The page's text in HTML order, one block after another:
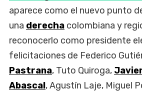
aparece como el nuevo punto
una derecha colombiana y
reconocerlo como presidente
felicitaciones de Federico
Pastrana, Tuto Quiroga,
Abascal, Agustín Laje, Miguel